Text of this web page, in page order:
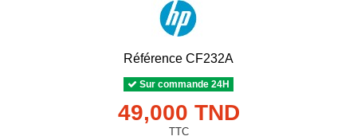
Référence CF232A
Sur commande 24H
49,000 TND
TTC